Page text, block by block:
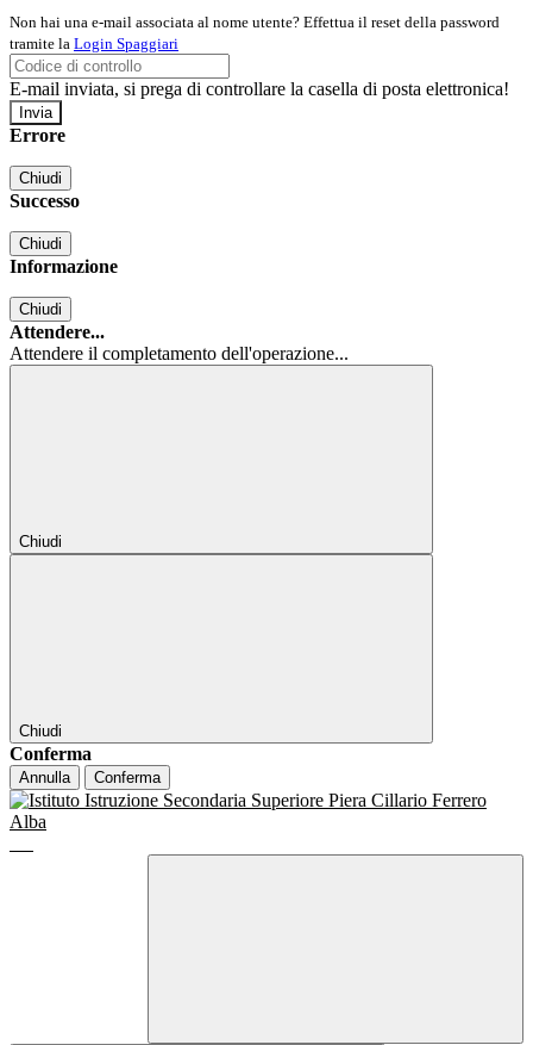
Non hai una e-mail associata al nome utente? Effettua il reset della password
tramite la Login Spaggiari
E-mail inviata, si prega di controllare la casella di posta elettronica!
Errore
Chiudi
Successo
Chiudi
Informazione
Chiudi
Attendere...
Attendere il completamento dell'operazione...
Chiudi
Chiudi
Conferma
Annulla Conferma